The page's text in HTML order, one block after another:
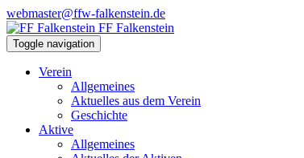
webmaster@ffw-falkenstein.de
FF Falkenstein
Toggle navigation
Verein
Allgemeines
Aktuelles aus dem Verein
Geschichte
Aktive
Allgemeines